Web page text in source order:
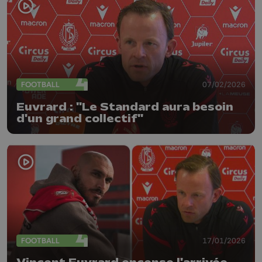
FOOTBALL 07/02/2026
Euvrard : "Le Standard aura besoin
d'un grand collectif"
FOOTBALL 17/01/2026